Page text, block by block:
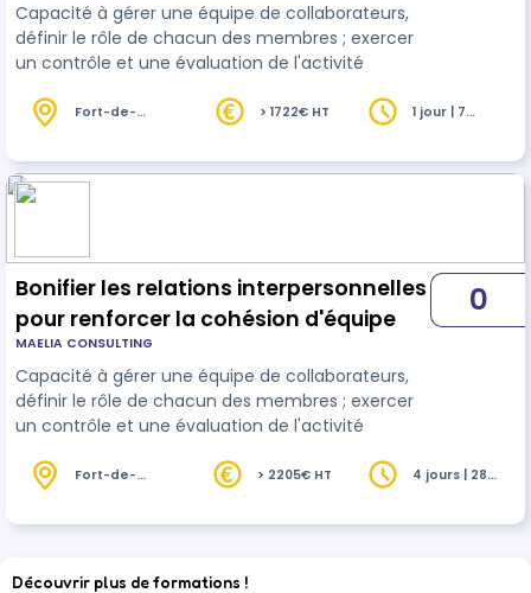
Capacité à gérer une équipe de collaborateurs,
définir le rôle de chacun des membres ; exercer
un contrôle et une évaluation de l'activité
Fort-de-
> 1722€ HT
1 jour | 7
Bonifier les relations interpersonnelles
pour renforcer la cohésion d'équipe
MAELIA CONSULTING
Capacité à gérer une équipe de collaborateurs,
définir le rôle de chacun des membres ; exercer
un contrôle et une évaluation de l'activité
0
Fort-de-
> 2205€ HT
4 jours | 28
Découvrir plus de formations !